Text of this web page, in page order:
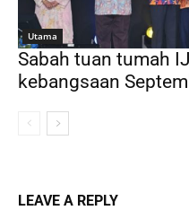
Utama
Sabah tuan tumah
kebangsaan
LEAVE A REPLY